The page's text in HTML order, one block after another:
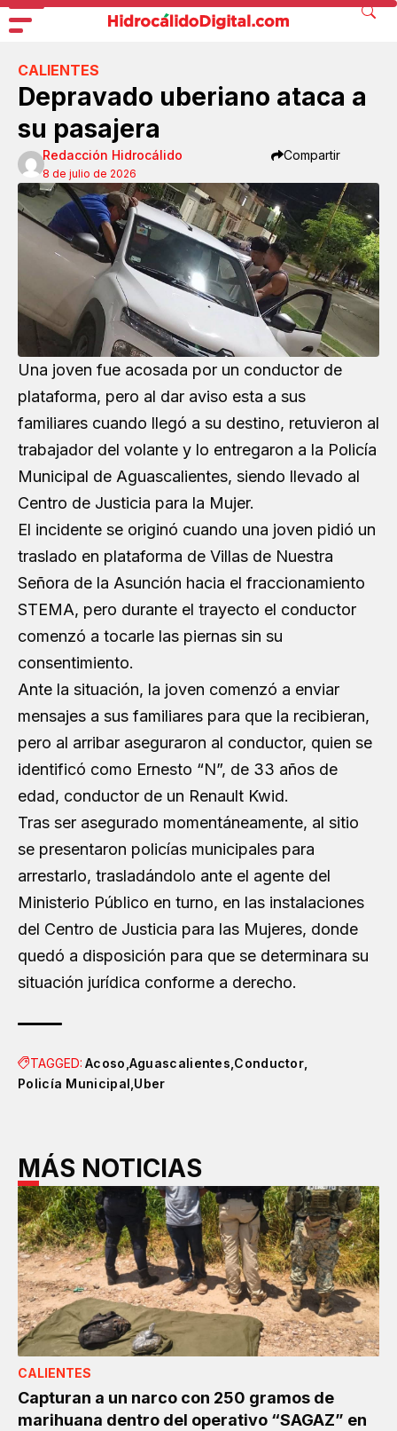
CALIENTES
Depravado uberiano ataca a
su pasajera
Redacción Hidrocálido
8 de julio de 2026
Compartir
Una joven fue acosada por un conductor de
plataforma, pero al dar aviso esta a sus
familiares cuando llegó a su destino, retuvieron al
trabajador del volante y lo entregaron a la Policía
Municipal de Aguascalientes, siendo llevado al
Centro de Justicia para la Mujer.
El incidente se originó cuando una joven pidió un
traslado en plataforma de Villas de Nuestra
Señora de la Asunción hacia el fraccionamiento
STEMA, pero durante el trayecto el conductor
comenzó a tocarle las piernas sin su
consentimiento.
Ante la situación, la joven comenzó a enviar
mensajes a sus familiares para que la recibieran,
pero al arribar aseguraron al conductor, quien se
identificó como Ernesto “N”, de 33 años de
edad, conductor de un Renault Kwid.
Tras ser asegurado momentáneamente, al sitio
se presentaron policías municipales para
arrestarlo, trasladándolo ante el agente del
Ministerio Público en turno, en las instalaciones
del Centro de Justicia para las Mujeres, donde
quedó a disposición para que se determinara su
situación jurídica conforme a derecho.
TAGGED: Acoso Aguascalientes Conductor
Policía Municipal Uber
MÁS NOTICIAS
CALIENTES
Capturan a un narco con 250 gramos de
marihuana dentro del operativo “SAGAZ” en